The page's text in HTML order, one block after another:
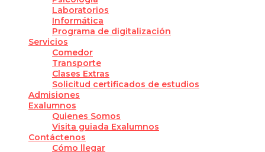
Laboratorios
Informática
Programa de digitalización
Servicios
Comedor
Transporte
Clases Extras
Solicitud certificados de estudios
Admisiones
Exalumnos
Quienes Somos
Visita guiada Exalumnos
Contáctenos
Cómo llegar